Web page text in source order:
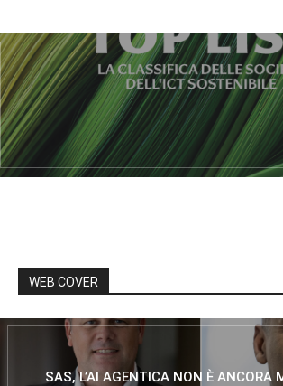
WEB COVER
SAS, L’AI AGENTICA NON È ANCORA